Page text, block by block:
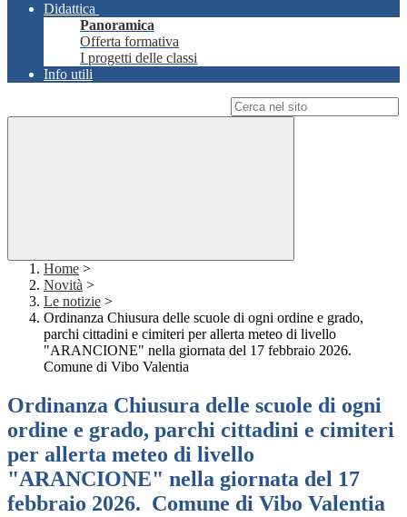
Didattica
Panoramica
Offerta formativa
I progetti delle classi
Info utili
Home >
Novità >
Le notizie >
Ordinanza Chiusura delle scuole di ogni ordine e grado,
parchi cittadini e cimiteri per allerta meteo di livello
"ARANCIONE" nella giornata del 17 febbraio 2026.
Comune di Vibo Valentia
Ordinanza Chiusura delle scuole di ogni
ordine e grado, parchi cittadini e cimiteri
per allerta meteo di livello
"ARANCIONE" nella giornata del 17
febbraio 2026. Comune di Vibo Valentia